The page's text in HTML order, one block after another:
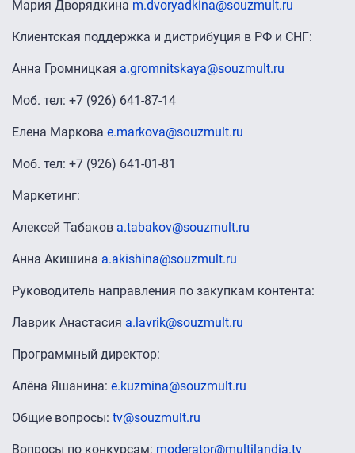
Мария Дворядкина m.dvoryadkina@souzmult.ru
Клиентская поддержка и дистрибуция в РФ и СНГ:
Анна Громницкая a.gromnitskaya@souzmult.ru
Моб. тел: +7 (926) 641-87-14
Елена Маркова e.markova@souzmult.ru
Моб. тел: +7 (926) 641-01-81
Маркетинг:
Алексей Табаков a.tabakov@souzmult.ru
Анна Акишина a.akishina@souzmult.ru
Руководитель направления по закупкам контента:
Лаврик Анастасия a.lavrik@souzmult.ru
Программный директор:
Алёна Яшанина: e.kuzmina@souzmult.ru
Общие вопросы: tv@souzmult.ru
Вопросы по конкурсам: moderator@multilandia.tv